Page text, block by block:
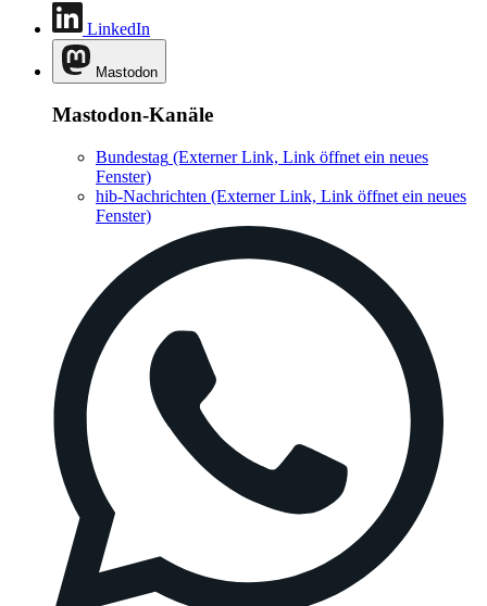
LinkedIn
Mastodon
Mastodon-Kanäle
Bundestag (Externer Link, Link öffnet ein neues
Fenster)
hib-Nachrichten (Externer Link, Link öffnet ein neues
Fenster)